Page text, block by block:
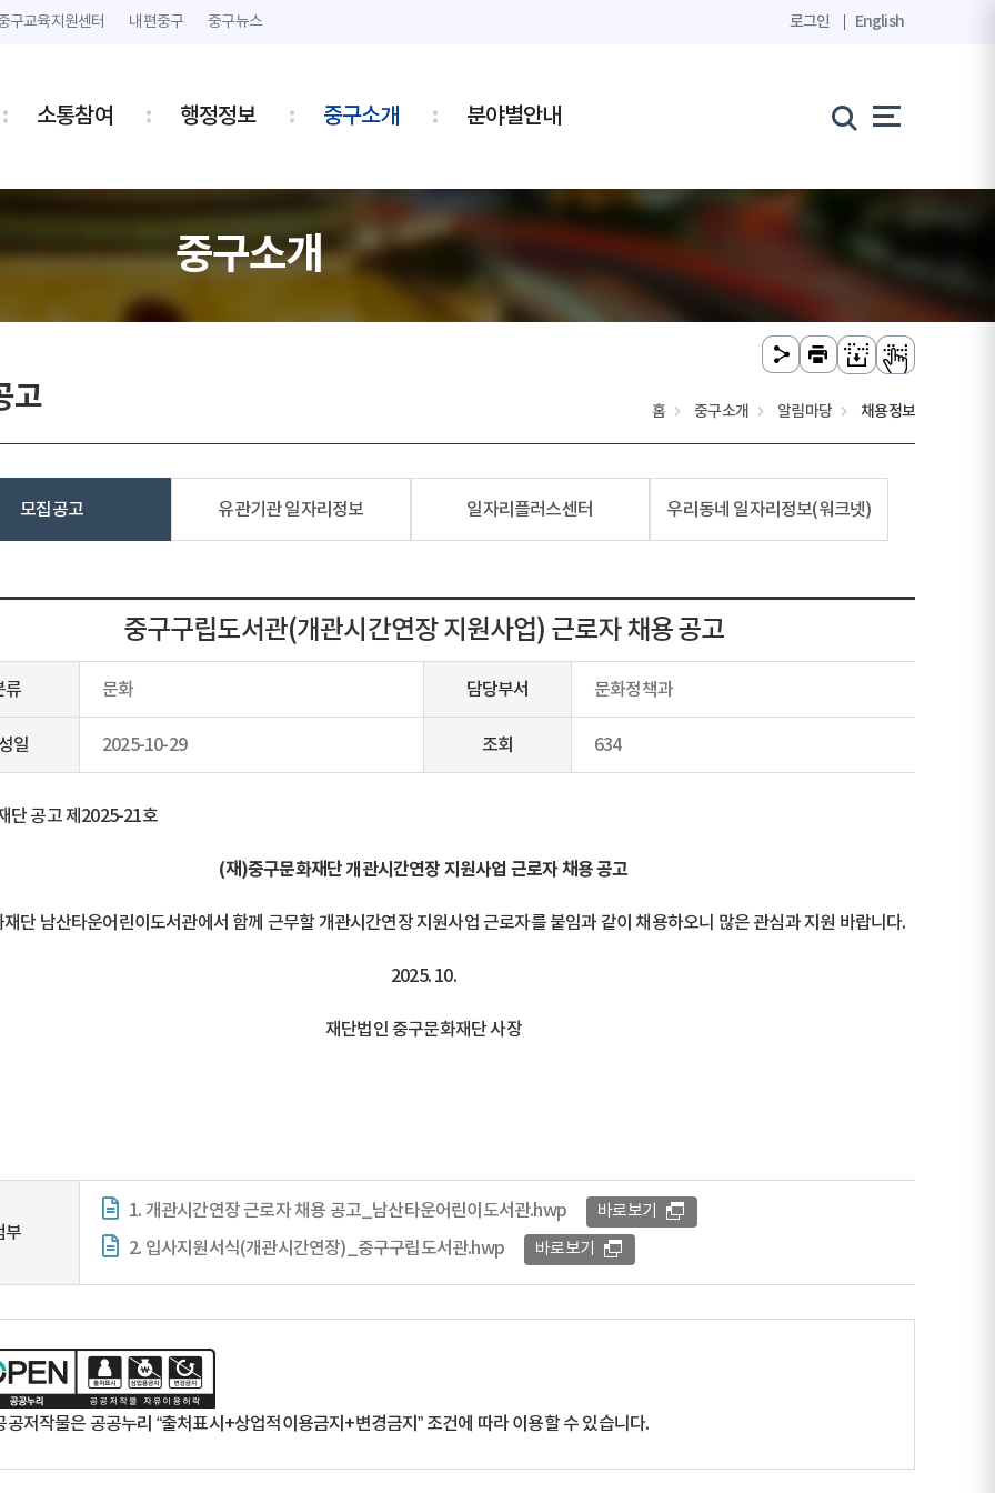
구교육지원센터 내편중구 중구뉴스 로그인 English
소통참여 행정정보 중구소개 분야별안내
중구소개
고 홈 중구소개 알림마당 채용정보
모집공고 유관기관 일자리정보 일자리플러스센터 우리동네 일자리정보(워크넷)
중구구립도서관(개관시간연장 지원사업) 근로자 채용 공고
류 문화 담당부서 문화정책과
일 2025-10-29 조회 634
단 공고 제2025-21호
(재)중구문화재단 개관시간연장 지원사업 근로자 채용 공고
단 남산타운어린이도서관에서 함께 근무할 개관시간연장 지원사업 근로자를 붙임과 같이 채용하오니 많은 관심과 지원 바랍니다.
2025. 10.
재단법인 중구문화재단 사장
부
1. 개관시간연장 근로자 채용 공고_남산타운어린이도서관.hwp 바로보기
2. 입사지원서식(개관시간연장)_중구구립도서관.hwp 바로보기
공저작물은 공공누리 “출처표시+상업적이용금지+변경금지” 조건에 따라 이용할 수 있습니다.